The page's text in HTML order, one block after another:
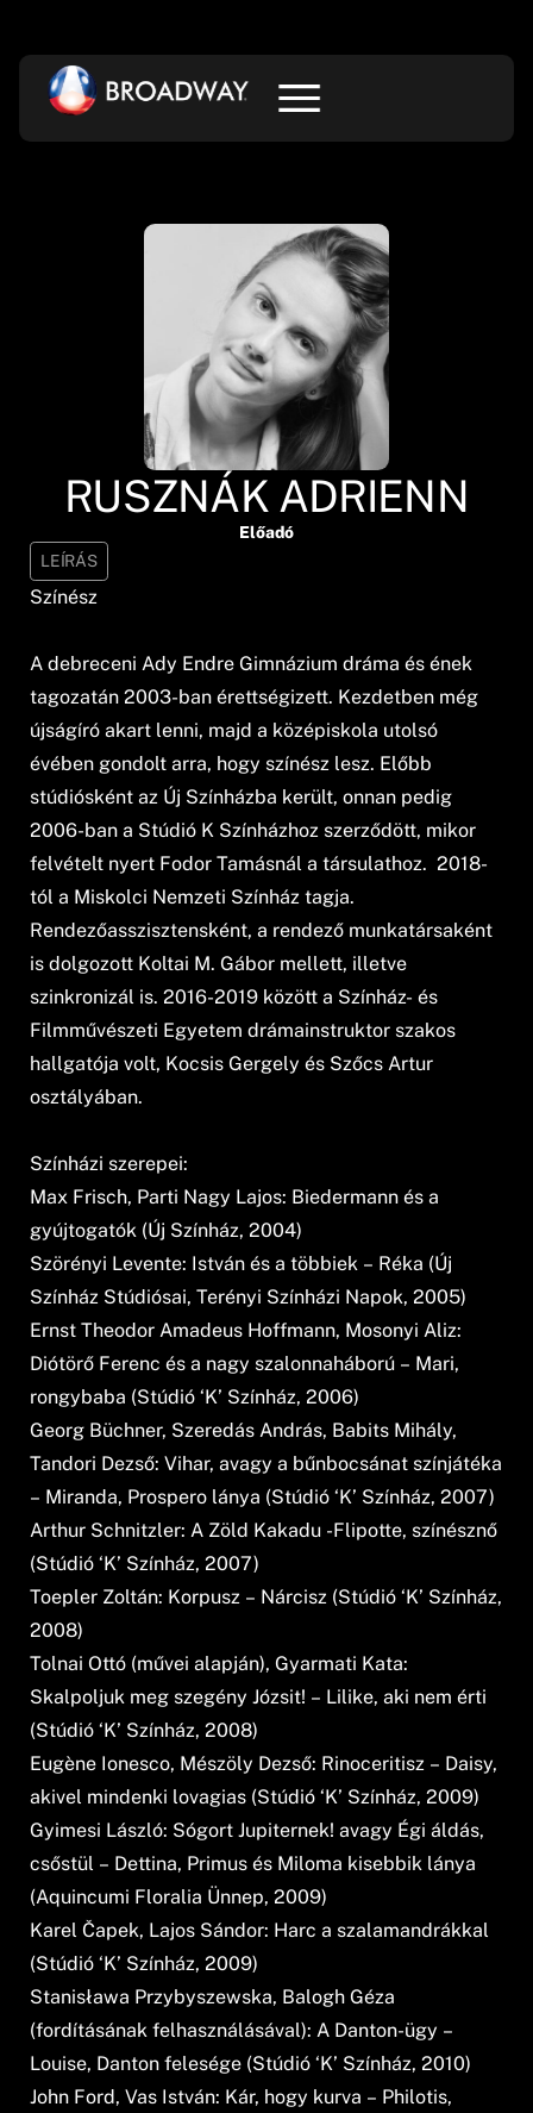
RUSZNÁK ADRIENN
Előadó
LEÍRÁS
Színész
A debreceni Ady Endre Gimnázium dráma és ének
tagozatán 2003-ban érettségizett. Kezdetben még
újságíró akart lenni, majd a középiskola utolsó
évében gondolt arra, hogy színész lesz. Előbb
stúdiósként az Új Színházba került, onnan pedig
2006-ban a Stúdió K Színházhoz szerződött, mikor
felvételt nyert Fodor Tamásnál a társulathoz. 2018-
tól a Miskolci Nemzeti Színház tagja.
Rendezőasszisztensként, a rendező munkatársaként
is dolgozott Koltai M. Gábor mellett, illetve
szinkronizál is. 2016-2019 között a Színház- és
Filmművészeti Egyetem drámainstruktor szakos
hallgatója volt, Kocsis Gergely és Szőcs Artur
osztályában.
Színházi szerepei:
Max Frisch, Parti Nagy Lajos: Biedermann és a
gyújtogatók (Új Színház, 2004)
Szörényi Levente: István és a többiek – Réka (Új
Színház Stúdiósai, Terényi Színházi Napok, 2005)
Ernst Theodor Amadeus Hoffmann, Mosonyi Aliz:
Diótörő Ferenc és a nagy szalonnaháború – Mari,
rongybaba (Stúdió ‘K’ Színház, 2006)
Georg Büchner, Szeredás András, Babits Mihály,
Tandori Dezső: Vihar, avagy a bűnbocsánat színjátéka
– Miranda, Prospero lánya (Stúdió ‘K’ Színház, 2007)
Arthur Schnitzler: A Zöld Kakadu -Flipotte, színésznő
(Stúdió ‘K’ Színház, 2007)
Toepler Zoltán: Korpusz – Nárcisz (Stúdió ‘K’ Színház,
2008)
Tolnai Ottó (művei alapján), Gyarmati Kata:
Skalpoljuk meg szegény Józsit! – Lilike, aki nem érti
(Stúdió ‘K’ Színház, 2008)
Eugène Ionesco, Mészöly Dezső: Rinoceritisz – Daisy,
akivel mindenki lovagias (Stúdió ‘K’ Színház, 2009)
Gyimesi László: Sógort Jupiternek! avagy Égi áldás,
csőstül – Dettina, Primus és Miloma kisebbik lánya
(Aquincumi Floralia Ünnep, 2009)
Karel Čapek, Lajos Sándor: Harc a szalamandrákkal
(Stúdió ‘K’ Színház, 2009)
Stanisława Przybyszewska, Balogh Géza
(fordításának felhasználásával): A Danton-ügy –
Louise, Danton felesége (Stúdió ‘K’ Színház, 2010)
John Ford, Vas István: Kár, hogy kurva – Philotis,